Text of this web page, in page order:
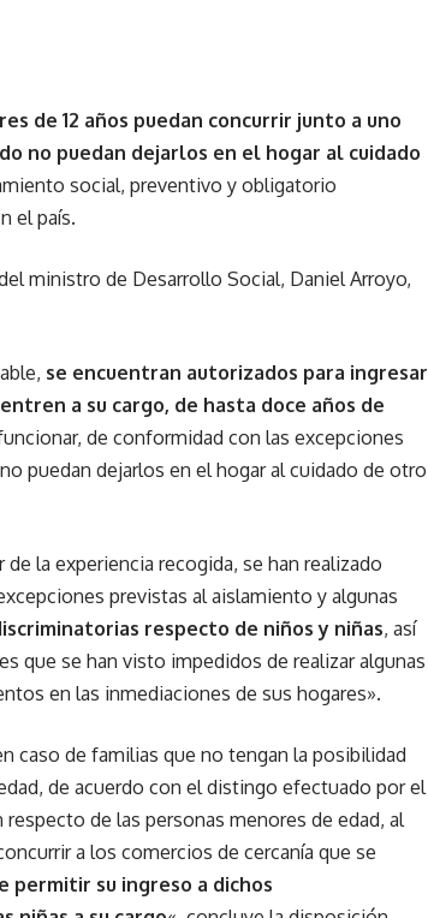
de 12 años puedan concurrir junto a uno
no puedan dejarlos en el hogar al cuidado
social, preventivo y obligatorio
el país.
ministro de Desarrollo Social, Daniel Arroyo,
se encuentran autorizados para ingresar
a su cargo, de hasta doce años de
de conformidad con las excepciones
puedan dejarlos en el hogar al cuidado de otro
la experiencia recogida, se han realizado
previstas al aislamiento y algunas
respecto de niños y niñas, así
que se han visto impedidos de realizar algunas
en las inmediaciones de sus hogares».
caso de familias que no tengan la posibilidad
de acuerdo con el distingo efectuado por el
de las personas menores de edad, al
a los comercios de cercanía que se
permitir su ingreso a dichos